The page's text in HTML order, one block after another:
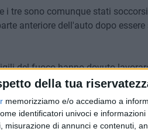
della tua
memorizziamo e/o accediamo a
identificatori univoci e
misurazione di annunci e contenuti,
i tre sono comunque stati
anteriore dell'auto dopo
del fuoco hanno dovuto
a lungo la circolazione.